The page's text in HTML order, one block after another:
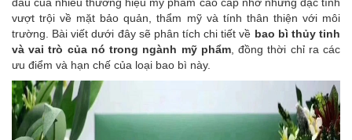
vượt trội về mặt bảo quản, thẩm mỹ và tính thân thiện với môi
trường. Bài viết dưới đây sẽ phân tích chi tiết về bao bì thủy tinh
và vai trò của nó trong ngành mỹ phẩm, đồng thời chỉ ra các
ưu điểm và hạn chế của loại bao bì này.